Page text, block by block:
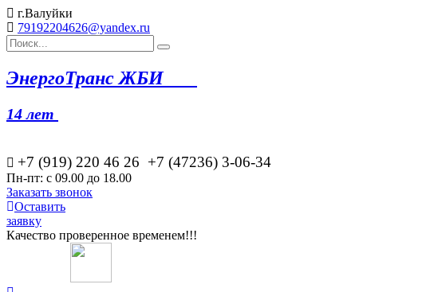
г.Валуйки
79192204626@yandex.ru
ЭнергоТранс ЖБИ
14 лет
+7 (919) 220 46 26 +7 (47236) 3-06-34
Пн-пт: с 09.00 до 18.00
Заказать звонок
Оставить
заявку
Качество проверенное временем!!!